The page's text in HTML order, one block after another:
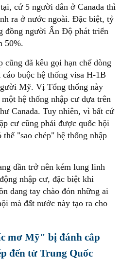
cứ 5 người dân ở Canada thì
ra ở nước ngoài. Đặc biệt, tỷ
đồng người Ấn Độ phát triển
50%.
đã kêu gọi hạn chế dòng
buộc hệ thống visa H-1B
Mỹ. Vị Tổng thống này
hệ thống nhập cư dựa trên
Canada. Tuy nhiên, vì bất cứ
cư cũng phải được quốc hội
"sao chép" hệ thống nhập
dần trở nên kém lung linh
nhập cư, đặc biệt khi
dang tay chào đón những ai
mà đất nước này tạo ra cho
mơ Mỹ" bị đánh cắp
đến từ Trung Quốc